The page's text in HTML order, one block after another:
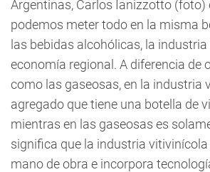
Argentinas, Carlos Ianizzotto (foto)
podemos meter todo en la misma
las bebidas alcohólicas, la
economía regional. A diferencia de
como las gaseosas, en la industria
agregado que tiene una botella de
mientras en las gaseosas es
significa que la industria
mano de obra e incorpora